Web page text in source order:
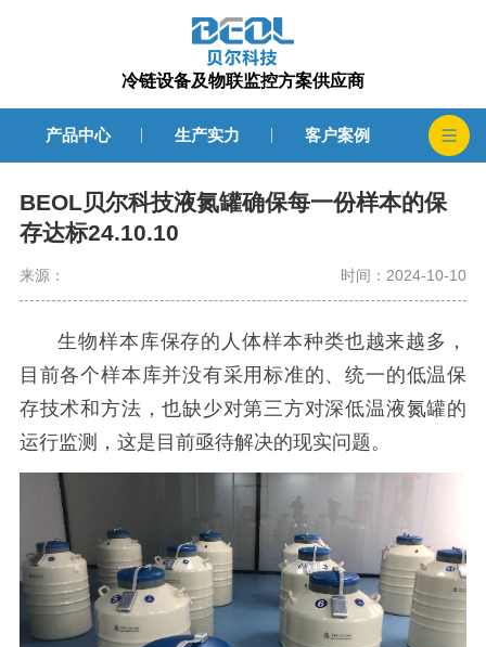
冷链设备及物联监控方案供应商
产品中心 生产实力 客户案例
BEOL贝尔科技液氮罐确保每一份样本的保
存达标24.10.10
来源： 时间：2024-10-10
生物样本库保存的人体样本种类也越来越多，
目前各个样本库并没有采用标准的、统一的低温保
存技术和方法，也缺少对第三方对深低温液氮罐的
运行监测，这是目前亟待解决的现实问题。